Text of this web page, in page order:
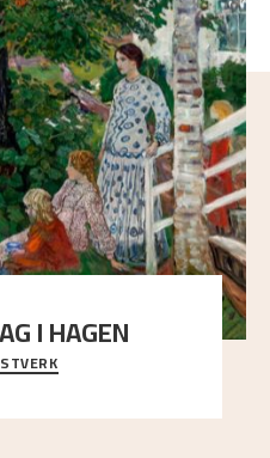
I HAGEN
samlet under de store